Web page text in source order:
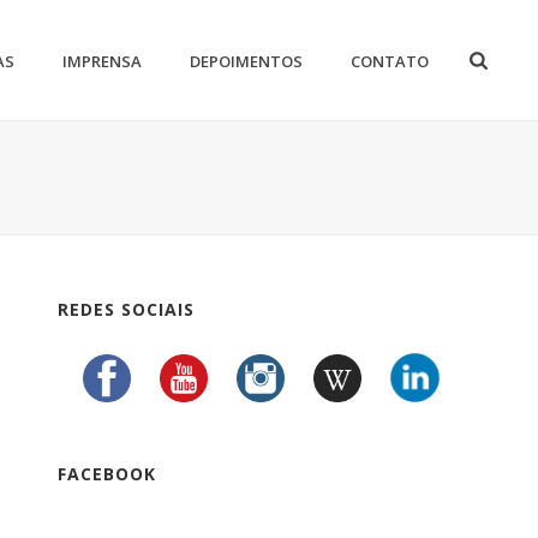
IMPRENSA DEPOIMENTOS CONTATO
REDES SOCIAIS
FACEBOOK